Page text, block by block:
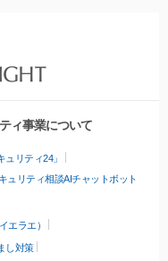
ィ事業について
リティ24」
ュリティ相談AIチャットボット
エラエ）
し対策